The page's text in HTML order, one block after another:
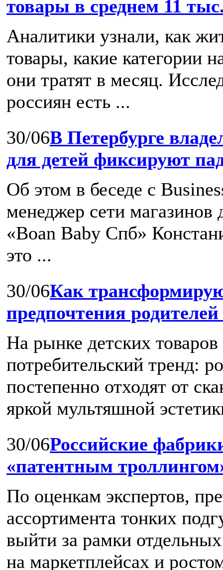
товары в среднем 11
Аналитики узнали, как
товары, какие категории
они тратят в месяц.
россиян есть ...
30/06В Петербурге
для детей фиксируют
Об этом в беседе с
менеджер cети магазинов
«Boan Baby Спб»
это ...
30/06Как
предпочтения
На рынке детских
потребительский тренд:
постепенно отходят от
яркой мультяшной
30/06Российские
«патентным
По оценкам экспертов,
ассортимента тонких
выйти за рамки
на маркетплейсах и